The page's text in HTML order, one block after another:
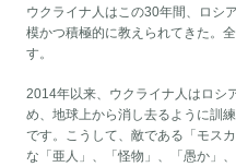
ウクライナ人はこの30年間、ロシ
模かつ積極的に教えられてきた。
す。
2014年以来、ウクライナ人はロシ
め、地球上から消し去るように訓
です。こうして、敵である「モス
な「亜人」、「怪物」、「愚か」